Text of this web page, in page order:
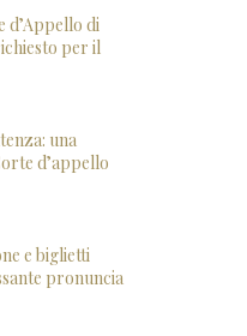
d’Appello di
per il
una
d’appello
e biglietti
pronuncia